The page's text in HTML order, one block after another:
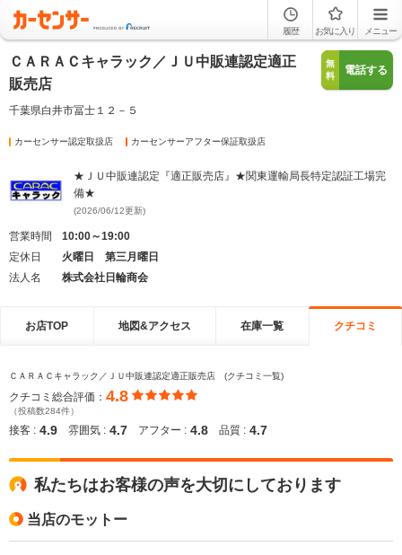
履歴 お気に入り メニュー
ＣＡＲＡＣキャラック／ＪＵ中販連認定適正
販売店
千葉県白井市冨士１２－５
無
料
電話する
カーセンサー認定取扱店 カーセンサーアフター保証取扱店
★ＪＵ中販連認定『適正販売店』★関東運輸局長特定認証工場完
備★
(2026/06/12更新)
営業時間
10:00～19:00
定休日
火曜日 第三月曜日
法人名
株式会社日輪商会
お店TOP 地図&アクセス 在庫一覧 クチコミ
ＣＡＲＡＣキャラック／ＪＵ中販連認定適正販売店 (クチコミ一覧)
クチコミ総合評価： 4.8
（投稿数284件）
接客 : 4.9 雰囲気 : 4.7 アフター : 4.8 品質 : 4.7
私たちはお客様の声を大切にしております
当店のモットー